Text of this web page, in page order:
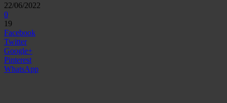
22/06/2022
0
19
Facebook
Twitter
Google+
Pinterest
WhatsApp